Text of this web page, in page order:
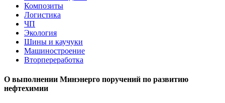
Композиты
Логистика
ЧП
Экология
Шины и каучуки
Машиностроение
Вторпереработка
О выполнении Минэнерго поручений по развитию
нефтехимии